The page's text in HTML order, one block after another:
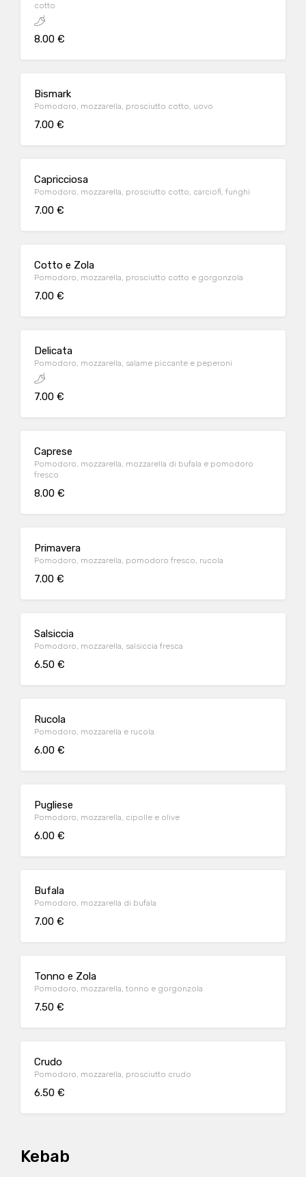
cotto
8.00 €
Bismark
Pomodoro, mozzarella, prosciutto cotto, uovo
7.00 €
Capricciosa
Pomodoro, mozzarella, prosciutto cotto, carciofi, funghi
7.00 €
Cotto e Zola
Pomodoro, mozzarella, prosciutto cotto e gorgonzola
7.00 €
Delicata
Pomodoro, mozzarella, salame piccante e peperoni
7.00 €
Caprese
Pomodoro, mozzarella, mozzarella di bufala e pomodoro
fresco
8.00 €
Primavera
Pomodoro, mozzarella, pomodoro fresco, rucola
7.00 €
Salsiccia
Pomodoro, mozzarella, salsiccia fresca
6.50 €
Rucola
Pomodoro, mozzarella e rucola
6.00 €
Pugliese
Pomodoro, mozzarella, cipolle e olive
6.00 €
Bufala
Pomodoro, mozzarella di bufala
7.00 €
Tonno e Zola
Pomodoro, mozzarella, tonno e gorgonzola
7.50 €
Crudo
Pomodoro, mozzarella, prosciutto crudo
6.50 €
Kebab